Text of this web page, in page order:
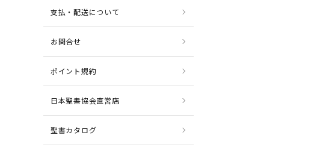
支払・配送について
お問合せ
ポイント規約
日本聖書協会直営店
聖書カタログ